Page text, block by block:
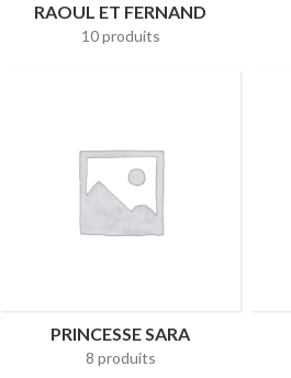
RAOUL ET FERNAND
10 produits
PRINCESSE SARA
8 produits